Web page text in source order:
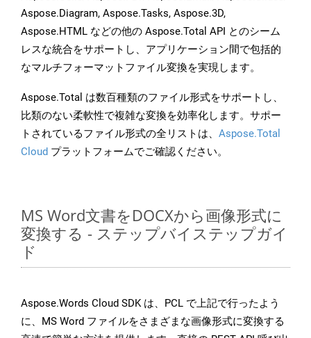
Aspose.Diagram, Aspose.Tasks, Aspose.3D,
Aspose.HTML などの他の Aspose.Total API とのシーム
レスな統合をサポートし、アプリケーション間で包括的
なマルチフォーマットファイル変換を実現します。
Aspose.Total は数百種類のファイル形式をサポートし、
比類のない柔軟性で複雑な変換を効率化します。サポー
トされているファイル形式の全リストは、 Aspose.Total
Cloud プラットフォームでご確認ください。
MS Word文書をDOCXから画像形式に
変換する - ステップバイステップガイ
ド
Aspose.Words Cloud SDK は、PCL で上記で行ったよう
に、MS Word ファイルをさまざまな画像形式に変換する